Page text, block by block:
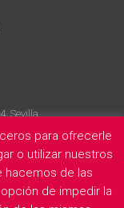
Sevilla
privacidad Cookies
para ofrecerle
o utilizar nuestros
hacemos de las
de impedir la